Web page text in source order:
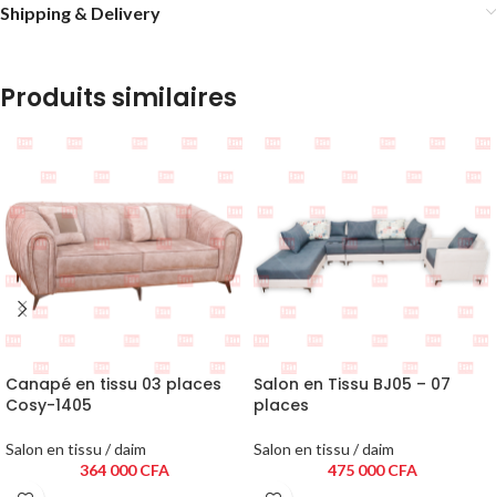
Shipping & Delivery
Produits similaires
Canapé en tissu 03 places
Cosy-1405
Salon en tissu / daim
364 000CFA
Salon en Tissu BJ05 – 07
places
Salon en tissu / daim
475 000CFA